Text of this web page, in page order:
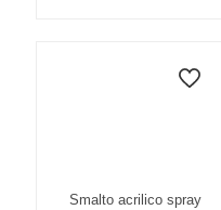
Smalto acrilico spray